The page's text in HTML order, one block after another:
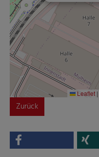
Leaflet |
Zurück